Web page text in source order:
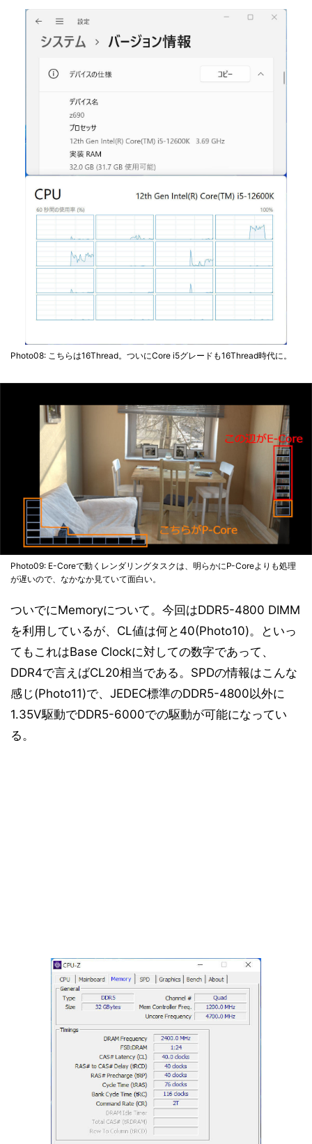
Photo08: こちらは16Thread。ついにCore i5グレードも16Thread時代に。
Photo09: E-Coreで動くレンダリングタスクは、明らかにP-Coreよりも処理
が遅いので、なかなか見ていて面白い。
ついでにMemoryについて。今回はDDR5-4800 DIMM
を利用しているが、CL値は何と40(Photo10)。といっ
てもこれはBase Clockに対しての数字であって、
DDR4で言えばCL20相当である。SPDの情報はこんな
感じ(Photo11)で、JEDEC標準のDDR5-4800以外に
1.35V駆動でDDR5-6000での駆動が可能になってい
る。